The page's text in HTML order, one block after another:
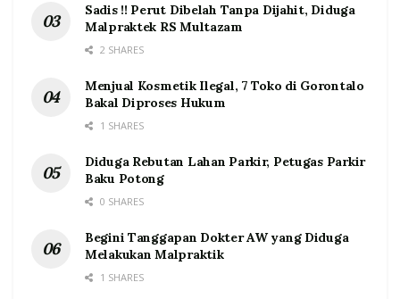
Sadis !! Perut Dibelah Tanpa Dijahit, Diduga
Malpraktek RS Multazam
2 SHARES
Menjual Kosmetik Ilegal, 7 Toko di Gorontalo
Bakal Diproses Hukum
1 SHARES
Diduga Rebutan Lahan Parkir, Petugas Parkir
Baku Potong
0 SHARES
Begini Tanggapan Dokter AW yang Diduga
Melakukan Malpraktik
1 SHARES